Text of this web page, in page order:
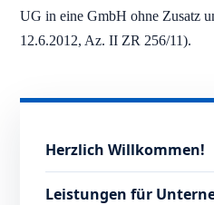
UG in eine GmbH ohne Zusatz
12.6.2012, Az. II ZR 256/11).
Herzlich Willkommen!
Leistungen für